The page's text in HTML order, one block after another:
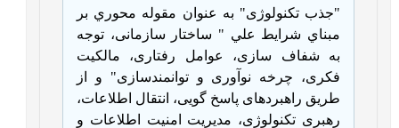
"جذب تکنولوژی" به عنوان مقوله محوري بر
مبناي شرایط علي " ساختار سازمانی، توجه
به شفاف
سازی، عوامل رفتاری، مالکیت
فکری، چرخه نوآوری و توانمندسازی" و از
طریق راهبردهای پاسخ گویی، انتقال اطلاعات،
رهبری تکنولوژی، مدیریت امنیت اطلاعات و